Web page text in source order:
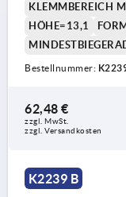
KLEMMBEREICH
HÖHE=13,1
Bestellnummer:
62,48 €
zzgl. MwSt.
zzgl. Versandkosten
K2239 B